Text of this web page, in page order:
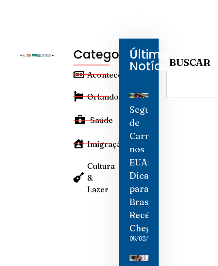
Categorias
Aconteceu
Orlando
Saúde
Imigração
Cultura
&
Lazer
Últimas
Notícias
Seguro
de
Carro
nos
EUA:
Dicas
para
Brasileiros
Recém-
Chegados
05/08/2026
BUSCAR